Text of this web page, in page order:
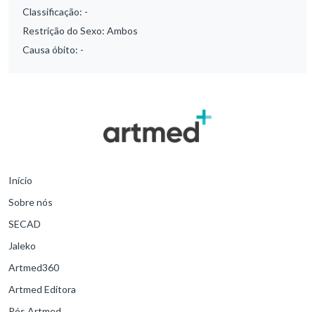
Classificação: -
Restrição do Sexo: Ambos
Causa óbito: -
Início
Sobre nós
SECAD
Jaleko
Artmed360
Artmed Editora